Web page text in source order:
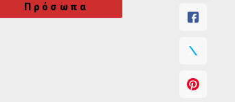
Πρόσωπα